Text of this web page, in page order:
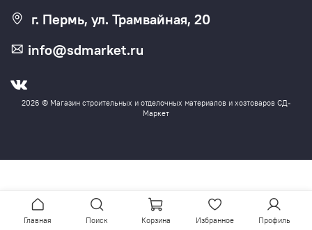
2026 © Магазин строительных и отделочных материалов и хозтоваров СД-
Маркет
г. Пермь, ул. Трамвайная, 20
info@sdmarket.ru
Главная Поиск Корзина Избранное Профиль